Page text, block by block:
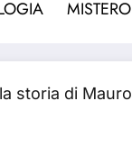
MISTERO
storia di Mauro